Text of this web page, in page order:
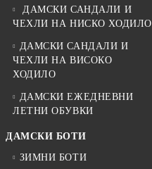
ДАМСКИ САНДАЛИ И
ЧЕХЛИ НА НИСКО ХОДИЛО
ДАМСКИ САНДАЛИ И
ЧЕХЛИ НА ВИСОКО
ХОДИЛО
ДАМСКИ ЕЖЕДНЕВНИ
ЛЕТНИ ОБУВКИ
ДАМСКИ БОТИ
ЗИМНИ БОТИ